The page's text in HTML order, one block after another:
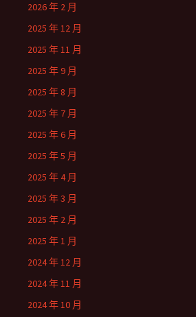
2026 年 2 月
2025 年 12 月
2025 年 11 月
2025 年 9 月
2025 年 8 月
2025 年 7 月
2025 年 6 月
2025 年 5 月
2025 年 4 月
2025 年 3 月
2025 年 2 月
2025 年 1 月
2024 年 12 月
2024 年 11 月
2024 年 10 月